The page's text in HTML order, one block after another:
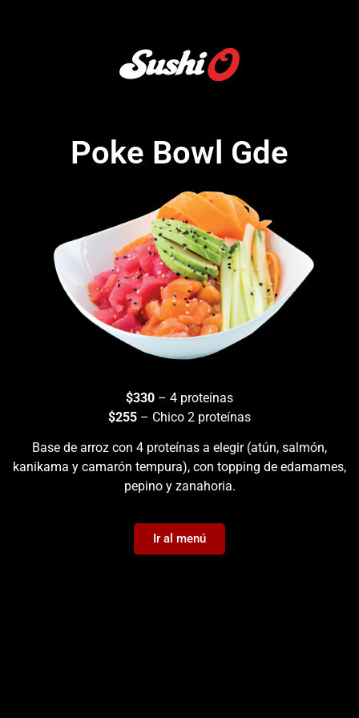
Poke Bowl Gde
$330 – 4 proteínas
$255 – Chico 2 proteínas
Base de arroz con 4 proteínas a elegir (atún, salmón,
kanikama y camarón tempura), con topping de edamames,
pepino y zanahoria.
Ir al menú